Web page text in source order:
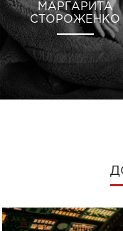
МАРГАРИТА
СТОРОЖЕНКО